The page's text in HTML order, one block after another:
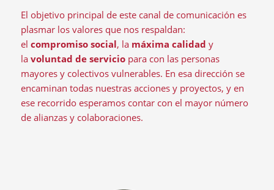
El objetivo principal de este canal de comunicación es
plasmar los valores que nos respaldan:
el compromiso social, la máxima calidad y
la voluntad de serviciopara con las personas
mayores y colectivos vulnerables. En esa dirección se
encaminan todas nuestras acciones y proyectos, y en
ese recorrido esperamos contar con el mayor número
de alianzas y colaboraciones.